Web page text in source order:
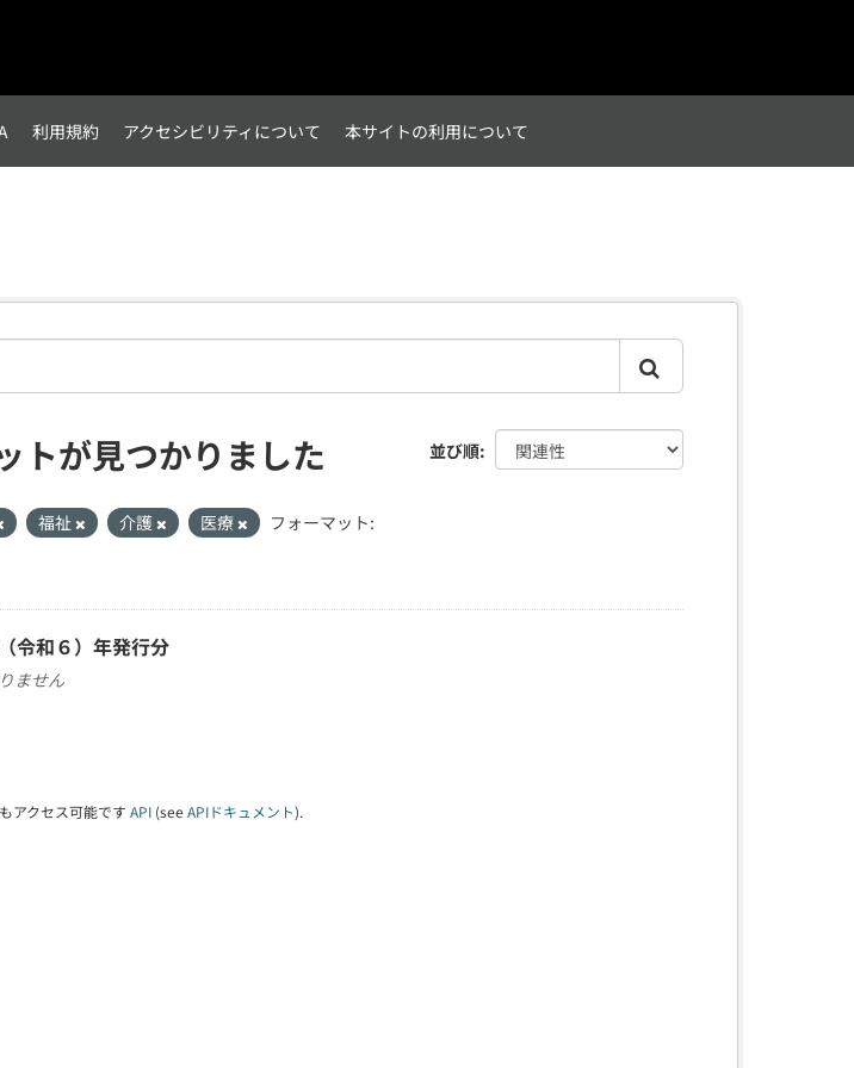
利用規約 アクセシビリティについて 本サイトの利用について
並び順
トが見つかりました
福祉 介護 医療
フォーマット:
令和６）年発行分
ません
アクセス可能です API (see APIドキュメント).